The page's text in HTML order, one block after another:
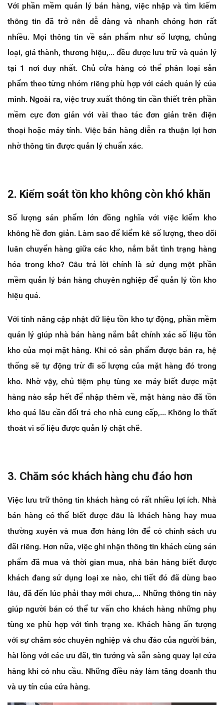
Với phần mềm quản lý bán hàng, việc nhập và tìm kiếm
thông tin đã trở nên dễ dàng và nhanh chóng hơn rất
nhiều. Mọi thông tin về sản phẩm như số lượng, chủng
loại, giá thành, thương hiệu,... đều được lưu trữ và quản lý
tại 1 nơi duy nhất. Chủ cửa hàng có thể phân loại sản
phẩm theo từng nhóm riêng phù hợp với cách quản lý của
mình. Ngoài ra, việc truy xuất thông tin cần thiết trên phần
mềm cực đơn giản với vài thao tác đơn giản trên điện
thoại hoặc máy tính. Việc bán hàng diễn ra thuận lợi hơn
nhờ thông tin được quản lý chuẩn xác.
2. Kiểm soát tồn kho không còn khó khăn
Số lượng sản phẩm lớn đồng nghĩa với việc kiểm kho
không hề đơn giản. Làm sao để kiểm kê số lượng, theo dõi
luân chuyển hàng giữa các kho, nắm bắt tình trạng hàng
hóa trong kho? Câu trả lời chính là sử dụng một phần
mềm quản lý bán hàng chuyên nghiệp để quản lý tồn kho
hiệu quả.
Với tính năng cập nhật dữ liệu tồn kho tự động, phần mềm
quản lý giúp nhà bán hàng nắm bắt chính xác số liệu tồn
kho của mọi mặt hàng. Khi có sản phẩm được bán ra, hệ
thống sẽ tự động trừ đi số lượng của mặt hàng đó trong
kho. Nhờ vậy, chủ tiệm phụ tùng xe máy biết được mặt
hàng nào sắp hết để nhập thêm về, mặt hàng nào đã tồn
kho quá lâu cần đổi trả cho nhà cung cấp,... Không lo thất
thoát vì số liệu được quản lý chặt chẽ.
3. Chăm sóc khách hàng chu đáo hơn
Việc lưu trữ thông tin khách hàng có rất nhiều lợi ích. Nhà
bán hàng có thể biết được đâu là khách hàng hay mua
thường xuyên và mua đơn hàng lớn để có chính sách ưu
đãi riêng. Hơn nữa, việc ghi nhận thông tin khách cùng sản
phẩm đã mua và thời gian mua, nhà bán hàng biết được
khách đang sử dụng loại xe nào, chi tiết đó đã dùng bao
lâu, đã đến lúc phải thay mới chưa,... Những thông tin này
giúp người bán có thể tư vấn cho khách hàng những phụ
tùng xe phù hợp với tình trạng xe. Khách hàng ấn tượng
với sự chăm sóc chuyên nghiệp và chu đáo của người bán,
hài lòng với các ưu đãi, tin tưởng và sẵn sàng quay lại cửa
hàng khi có nhu cầu. Những điều này làm tăng doanh thu
và uy tín của cửa hàng.